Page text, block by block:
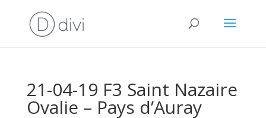
21-04-19 F3 Saint Nazaire
Ovalie – Pays d’Auray